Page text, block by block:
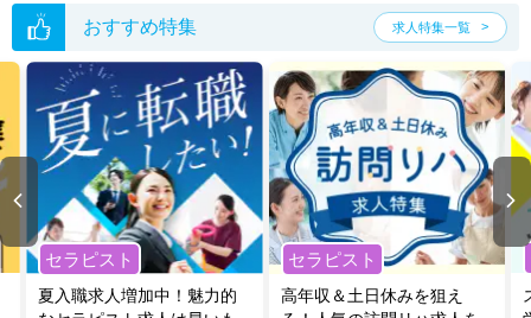
おすすめ特集 求人特集一覧
セラピスト
夏入職求人増加中！魅力的
セラピスト
高年収＆土日休みを狙え